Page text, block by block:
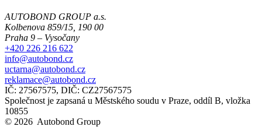
AUTOBOND GROUP a.s.
Kolbenova 859/15, 190 00
Praha 9 – Vysočany
+420 226 216 622
info@autobond.cz
uctarna@autobond.cz
reklamace@autobond.cz
IČ: 27567575, DIČ: CZ27567575
Společnost je zapsaná u Městského soudu v Praze, oddíl B, vložka
10855
© 2026 Autobond Group